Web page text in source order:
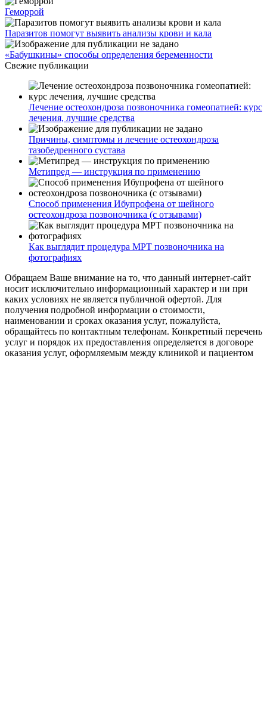
Геморрой
Паразитов помогут выявить анализы крови и кала
«Бабушкины» способы определения беременности
Свежие публикации
Лечение остеохондроза позвоночника гомеопатией: курс
лечения, лучшие средства
Причины, симптомы и лечение остеохондроза
тазобедренного сустава
Метипред — инструкция по применению
Способ применения Ибупрофена от шейного
остеохондроза позвоночника (с отзывами)
Как выглядит процедура МРТ позвоночника на
фотографиях
Обращаем Ваше внимание на то, что данный интернет-сайт
носит исключительно информационный характер и ни при
каких условиях не является публичной офертой. Для
получения подробной информации о стоимости,
наименовании и сроках оказания услуг, пожалуйста,
обращайтесь по контактным телефонам. Конкретный перечень
услуг и порядок их предоставления определяется в договоре
оказания услуг, оформляемым между клиникой и пациентом